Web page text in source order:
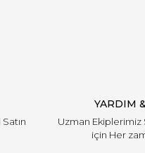
YARDIM
Uzman Ekiplerimiz
için Her